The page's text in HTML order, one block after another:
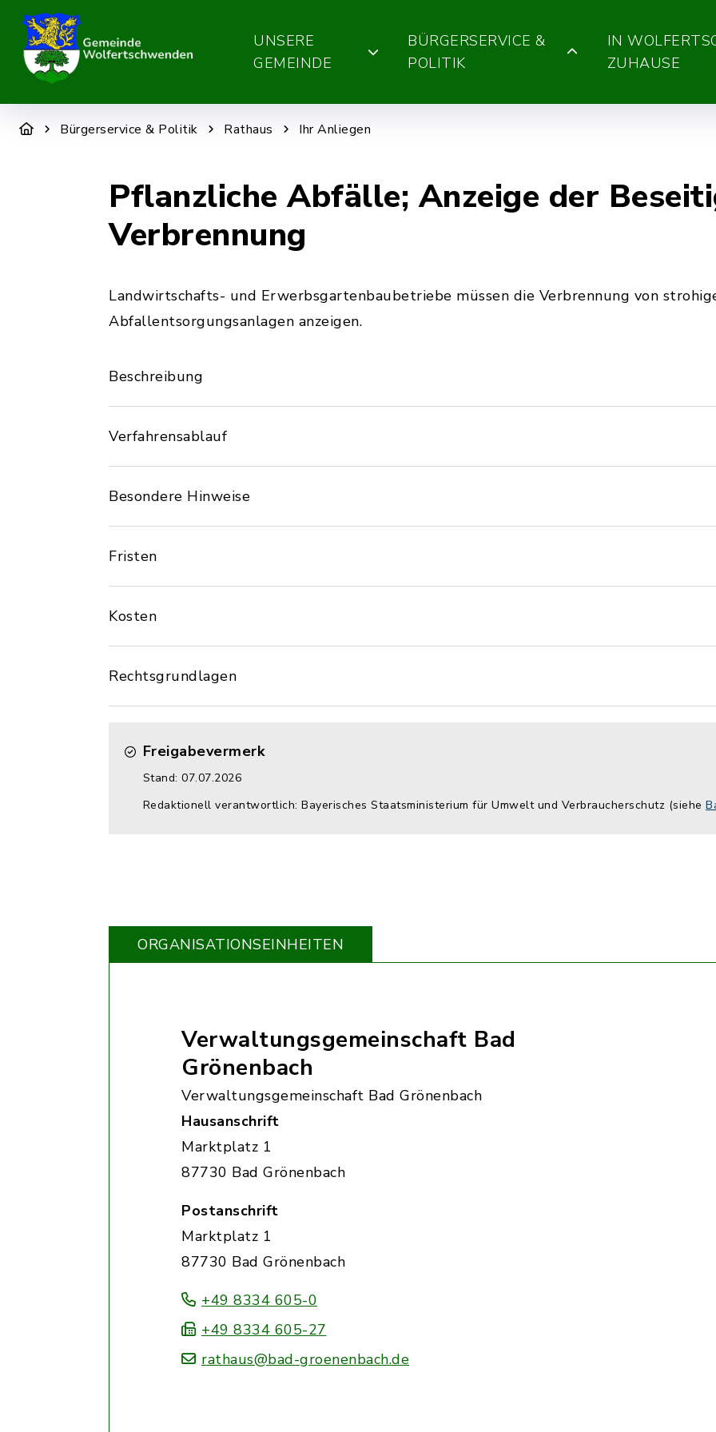
UNSERE
GEMEINDE
BÜRGERSERVICE &
POLITIK
IN
ZUHAUSE
Bürgerservice & Politik Rathaus Ihr Anliegen
Pflanzliche Abfälle; Anzeige der
Verbrennung
Landwirtschafts- und Erwerbsgartenbaubetriebe müssen die Verbrennung von
Abfallentsorgungsanlagen anzeigen.
Beschreibung
Verfahrensablauf
Besondere Hinweise
Fristen
Kosten
Rechtsgrundlagen
Freigabevermerk
Stand: 07.07.2026
Redaktionell verantwortlich: Bayerisches Staatsministerium für Umwelt und Verbraucherschutz (siehe
ORGANISATIONS­EINHEITEN
Verwaltungsgemeinschaft Bad
Grönenbach
Verwaltungsgemeinschaft Bad Grönenbach
Hausanschrift
Marktplatz 1
87730 Bad Grönenbach
Postanschrift
Marktplatz 1
87730 Bad Grönenbach
+49 8334 605-0
+49 8334 605-27
rathaus@bad-groenenbach.de